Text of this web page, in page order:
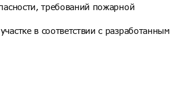
требований пожарной
в соответствии с